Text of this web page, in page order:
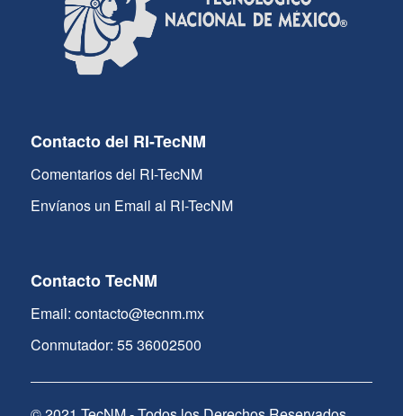
Contacto del RI-TecNM
Comentarios del RI-TecNM
Envíanos un Email al RI-TecNM
Contacto TecNM
Email: contacto@tecnm.mx
Conmutador: 55 36002500